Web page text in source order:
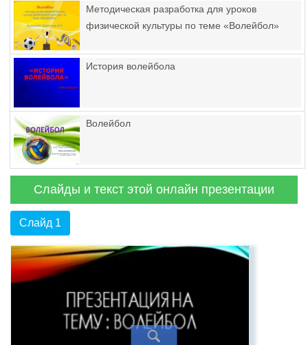
Методическая разработка для уроков
физической культуры по теме «Волейбол»
История волейбола
Волейбол
Слайды и текст этой онлайн презентации
Слайд 1